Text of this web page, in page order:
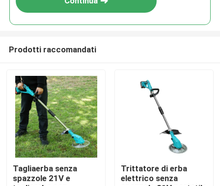
Casa.
Prodotti
Prodotti raccomandati
Tagliaerba senza
spazzole 21V e
Trittatore di erba
elettrico senza